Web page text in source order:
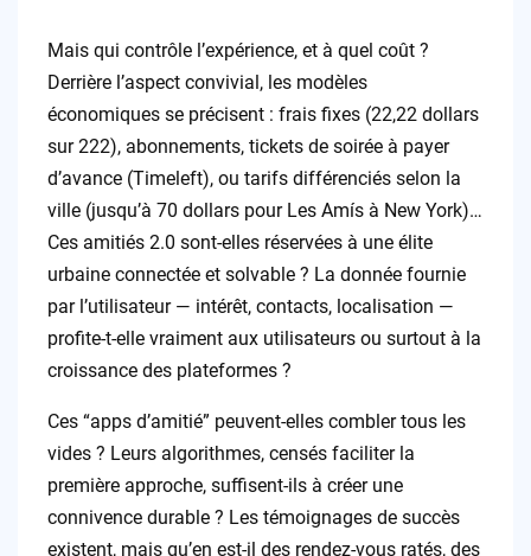
Mais qui contrôle l’expérience, et à quel coût ?
Derrière l’aspect convivial, les modèles
économiques se précisent : frais fixes (22,22 dollars
sur 222), abonnements, tickets de soirée à payer
d’avance (Timeleft), ou tarifs différenciés selon la
ville (jusqu’à 70 dollars pour Les Amís à New York)…
Ces amitiés 2.0 sont-elles réservées à une élite
urbaine connectée et solvable ? La donnée fournie
par l’utilisateur — intérêt, contacts, localisation —
profite-t-elle vraiment aux utilisateurs ou surtout à la
croissance des plateformes ?
Ces “apps d’amitié” peuvent-elles combler tous les
vides ? Leurs algorithmes, censés faciliter la
première approche, suffisent-ils à créer une
connivence durable ? Les témoignages de succès
existent, mais qu’en est-il des rendez-vous ratés, des